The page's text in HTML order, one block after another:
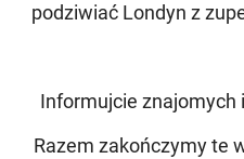
podziwiać Londyn z
Informujcie znajomych
Razem zakończymy te